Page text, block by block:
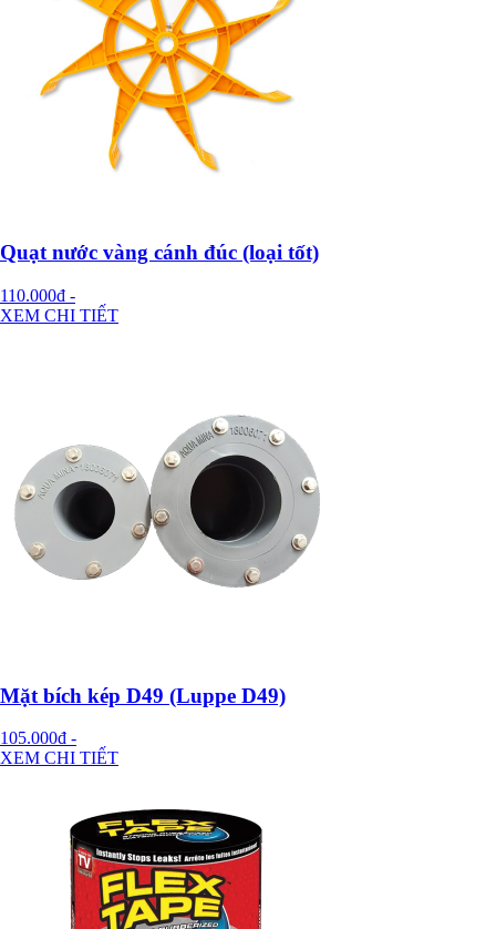
Quạt nước vàng cánh đúc (loại tốt)
110.000đ -
XEM CHI TIẾT
Mặt bích kép D49 (Luppe D49)
105.000đ -
XEM CHI TIẾT